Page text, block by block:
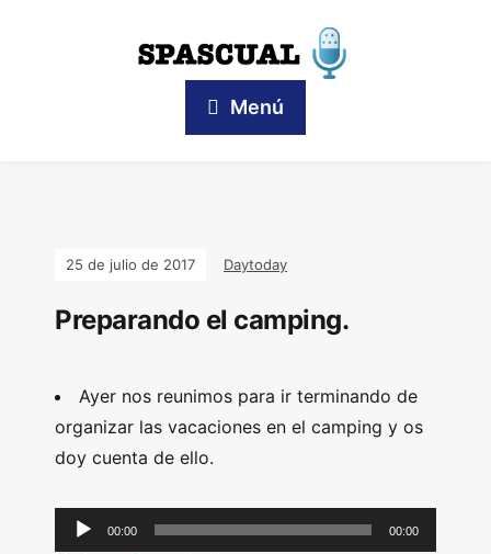
Menú
25 de julio de 2017 Daytoday
Preparando el camping.
Ayer nos reunimos para ir terminando de
organizar las vacaciones en el camping y os
doy cuenta de ello.
00:00 00:00